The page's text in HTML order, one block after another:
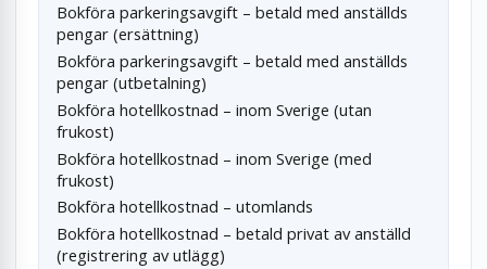
Bokföra parkeringsavgift – betald med anställds
pengar (ersättning)
Bokföra parkeringsavgift – betald med anställds
pengar (utbetalning)
Bokföra hotellkostnad – inom Sverige (utan
frukost)
Bokföra hotellkostnad – inom Sverige (med
frukost)
Bokföra hotellkostnad – utomlands
Bokföra hotellkostnad – betald privat av anställd
(registrering av utlägg)